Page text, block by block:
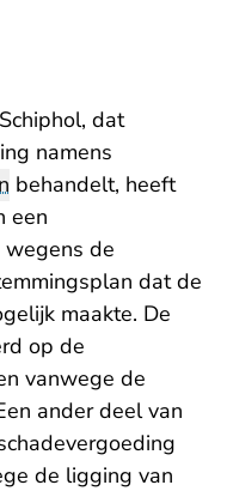
dat
namens
behandelt, heeft
een
de
dat de
maakte. De
op de
vanwege de
ander deel van
de ligging van